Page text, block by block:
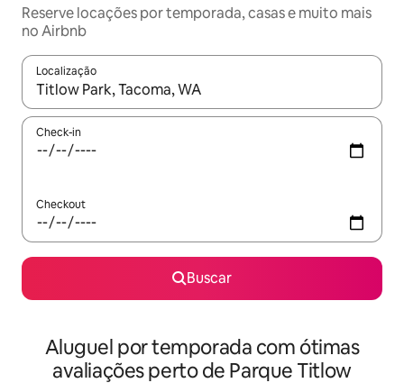
Reserve locações por temporada, casas e muito mais
no Airbnb
Localização
Quando os resultados estiverem disponíveis, explore-os
Check-in
Checkout
Buscar
Aluguel por temporada com ótimas
avaliações perto de Parque Titlow